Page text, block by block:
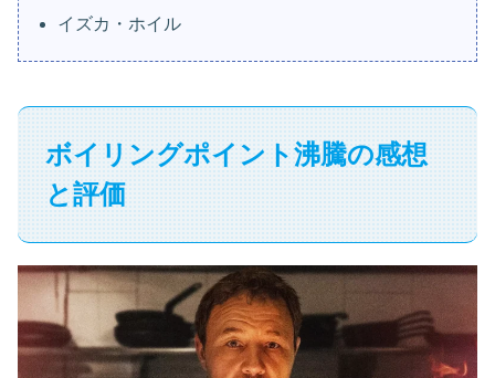
イズカ・ホイル
ボイリングポイント沸騰の感想
と評価